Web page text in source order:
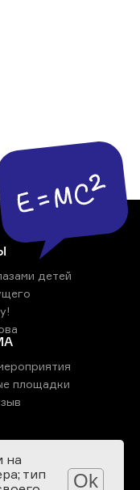
детей
площадки
на
тип
Ok